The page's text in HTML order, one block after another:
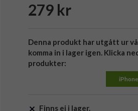
279 kr
Denna produkt har utgått ur
komma in i lager igen. Klicka
produkter:
Finns ej i lager.